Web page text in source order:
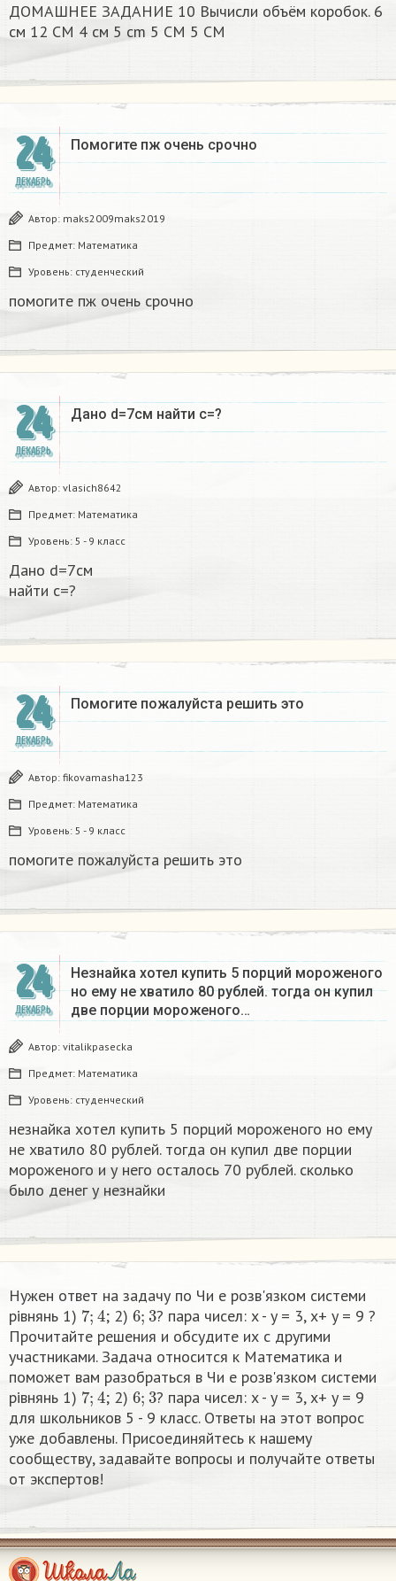
ДОМАШНЕЕ ЗАДАНИЕ 10 Вычисли объём коробок. 6
см 12 CM 4 см 5 cm 5 CM 5 CM​
24
ДЕКАБРЬ
Помогите пж очень срочно​
Автор: maks2009maks2019
Предмет: Математика
Уровень: студенческий
помогите пж очень срочно​
24
ДЕКАБРЬ
Дано d=7см найти с=?​
Автор: vlasich8642
Предмет: Математика
Уровень: 5 - 9 класс
Дано d=7см
найти с=?​
24
ДЕКАБРЬ
Помогите пожалуйста решить это
Автор: fikovamasha123
Предмет: Математика
Уровень: 5 - 9 класс
помогите пожалуйста решить это
24
ДЕКАБРЬ
Незнайка хотел купить 5 порций мороженого
но ему не хватило 80 рублей. тогда он купил
две порции мороженого…
Автор: vitalikpasecka
Предмет: Математика
Уровень: студенческий
незнайка хотел купить 5 порций мороженого но ему
не хватило 80 рублей. тогда он купил две порции
мороженого и у него осталось 70 рублей. сколько
было денег у незнайки
Нужен ответ на задачу по Чи е розв'язком системи
рівнянь 1) 7 ;4; 2) 6;3? пара чисел: x - y = 3, х+ y = 9 ​?
Прочитайте решения и обсудите их с другими
участниками. Задача относится к Математика и
поможет вам разобраться в Чи е розв'язком системи
рівнянь 1) 7;4; 2) 6;3? пара чисел: x - y = 3, х+ y = 9 ​
для школьников 5 - 9 класс. Ответы на этот вопрос
уже добавлены. Присоединяйтесь к нашему
сообществу, задавайте вопросы и получайте ответы
от экспертов!